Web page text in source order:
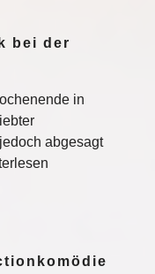
bei der
in
abgesagt